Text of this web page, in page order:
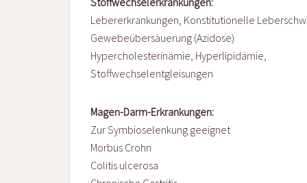
Lebererkrankungen, Konstitutionelle
Gewebeübersäuerung (Azidose)
Hypercholesterinämie, Hyperlipidämie,
Stoffwechselentgleisungen
Magen-Darm-Erkrankungen:
Zur Symbioselenkung geeignet
Morbus Crohn
Colitis ulcerosa